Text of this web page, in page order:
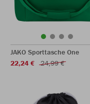
JAKO Sporttasche One
22,24 €
24,99 €